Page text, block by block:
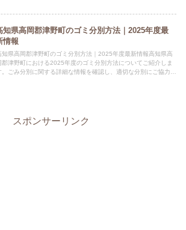
知県高岡郡津野町のゴミ分別方法｜2025年度最
情報
知県高岡郡津野町のゴミ分別方法｜2025年度最新情報高知県高
郡津野町における2025年度のゴミ分別方法についてご紹介しま
。ごみ分別に関する詳細な情報を確認し、適切な分別にご協力く
スポンサーリンク